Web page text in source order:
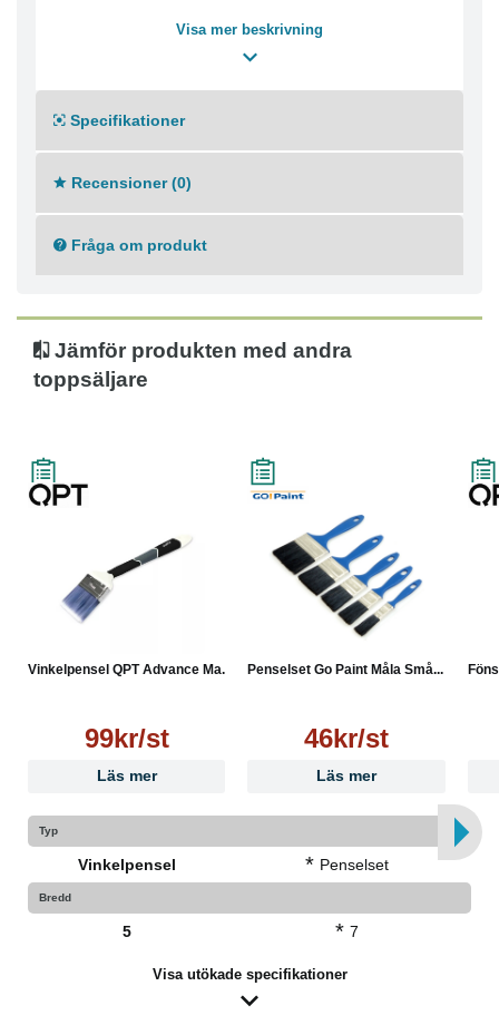
Visa mer beskrivning
Specifikationer
Recensioner (0)
Fråga om produkt
Jämför produkten med andra
toppsäljare
Vinkelpensel QPT Advance Ma...
99kr/st
Läs mer
Penselset Go Paint Måla Små...
46kr/st
Läs mer
Typ
Vinkelpensel * Penselset
Bredd
5 * 7
Visa utökade specifikationer